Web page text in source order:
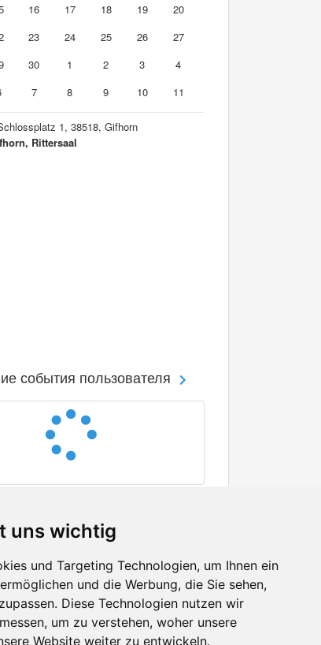
uns wichtig
und Targeting Technologien, um Ihnen ein
und die Werbung, die Sie sehen,
Diese Technologien nutzen wir
um zu verstehen, woher unsere
Website weiter zu entwickeln.
16 17 18 19
20
23 24 25 26
27
30 1 2 3
4
7 8 9 10 11
1, 38518, Gifhorn
Rittersaal
события пользователя
Facebook
Twitter
YouTube